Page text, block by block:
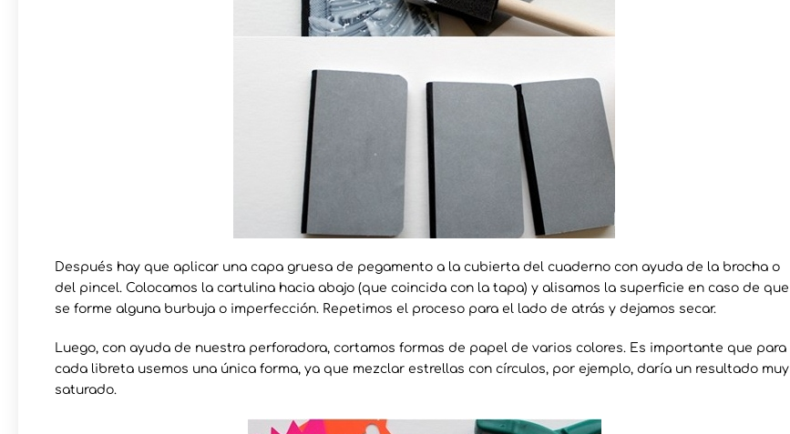
Después hay que aplicar una capa gruesa de pegamento a la cubierta del cuaderno con ayuda de la brocha o
del pincel. Colocamos la cartulina hacia abajo (que coincida con la tapa) y alisamos la superficie en caso de que
se forme alguna burbuja o imperfección. Repetimos el proceso para el lado de atrás y dejamos secar.
Luego, con ayuda de nuestra perforadora, cortamos formas de papel de varios colores. Es importante que para
cada libreta usemos una única forma, ya que mezclar estrellas con círculos, por ejemplo, daría un resultado muy
saturado.